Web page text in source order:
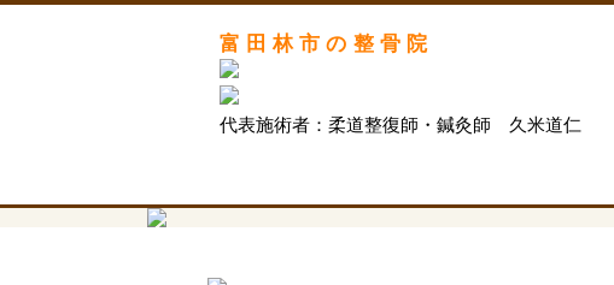
富田林市の整骨院
代表施術者：柔道整復師・鍼灸師 久米道仁